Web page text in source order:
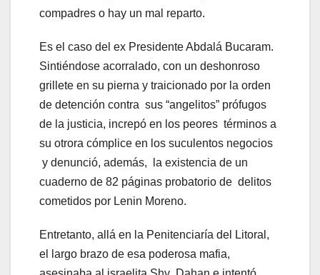
compadres o hay un mal reparto.
Es el caso del ex Presidente Abdalá Bucaram.
Sintiéndose acorralado, con un deshonroso
grillete en su pierna y traicionado por la orden
de detención contra sus “angelitos” prófugos
de la justicia, increpó en los peores términos a
su otrora cómplice en los suculentos negocios
y denunció, además, la existencia de un
cuaderno de 82 páginas probatorio de delitos
cometidos por Lenin Moreno.
Entretanto, allá en la Penitenciaría del Litoral,
el largo brazo de esa poderosa mafia,